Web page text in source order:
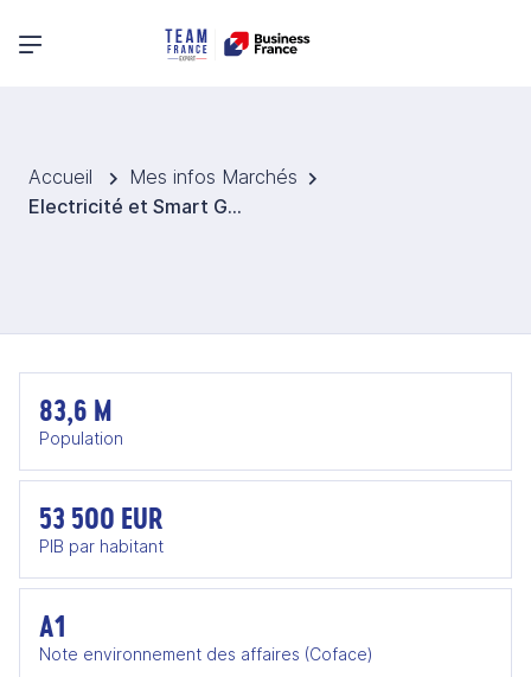
Menu principal
Accueil
Mes infos Marchés
Electricité et Smart Grids en Allemagne
83,6 M
Population
53 500 EUR
PIB par habitant
A1
Note environnement des affaires (Coface)